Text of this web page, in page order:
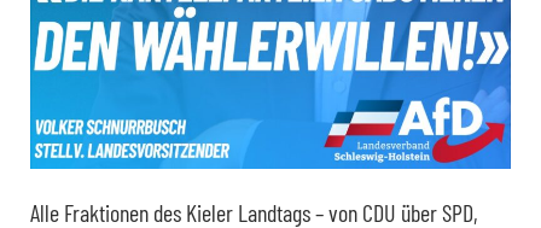
Alle Fraktionen des Kieler Landtags – von CDU über SPD,